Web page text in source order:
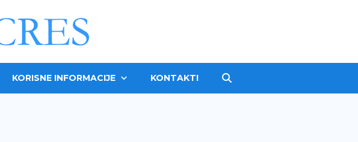
KORISNE INFORMACIJE KONTAKTI